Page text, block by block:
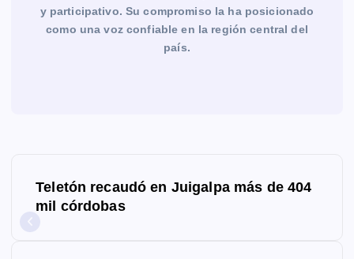
y participativo. Su compromiso la ha posicionado
como una voz confiable en la región central del
país.
Teletón recaudó en Juigalpa más de 404
mil córdobas